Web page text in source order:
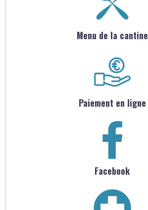
Menu de la cantine
Paiement en ligne
Facebook